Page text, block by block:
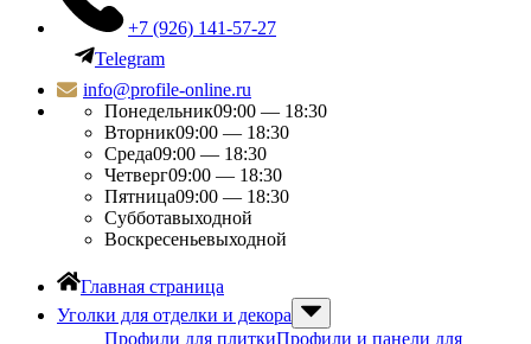
+7 (926) 141-57-27
Telegram
info@profile-online.ru
Понедельник09:00 — 18:30
Вторник09:00 — 18:30
Среда09:00 — 18:30
Четверг09:00 — 18:30
Пятница09:00 — 18:30
Субботавыходной
Воскресеньевыходной
Главная страница
Уголки для отделки и декора
Профили для плиткиПрофили и панели для